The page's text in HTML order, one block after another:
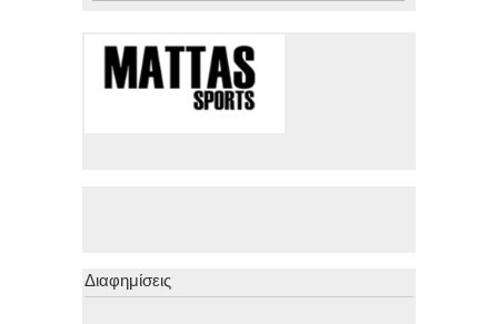
Διαφημίσεις